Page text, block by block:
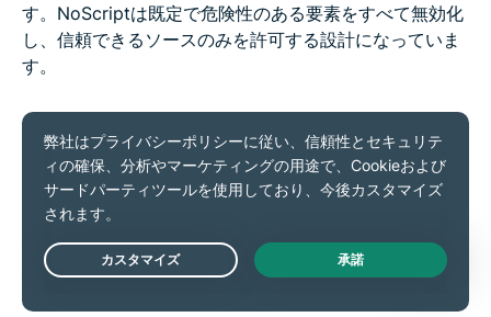
す。NoScriptは既定で危険性のある要素をすべて無効化
し、信頼できるソースのみを許可する設計になっていま
す。
Privacy Badger
Privacy Badgerは、固定のフィルターリストに依存せ
ず、ヒューリスティック分析によって、複数サイトにわ
たり無断で追跡していると見られる第三者ドメインを検
出・ブロックします。使い続けることで閲覧傾向を学習
Live Chat